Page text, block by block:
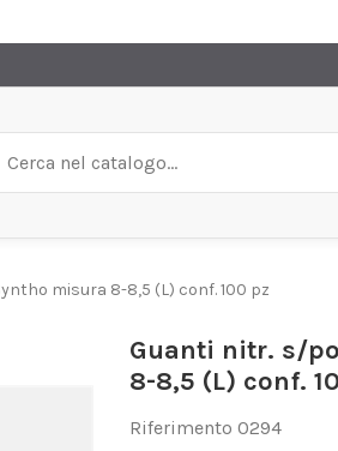
misura 8-8,5 (L) conf. 100 pz
Guanti nitr. s/
8-8,5 (L) conf.
Riferimento 0294